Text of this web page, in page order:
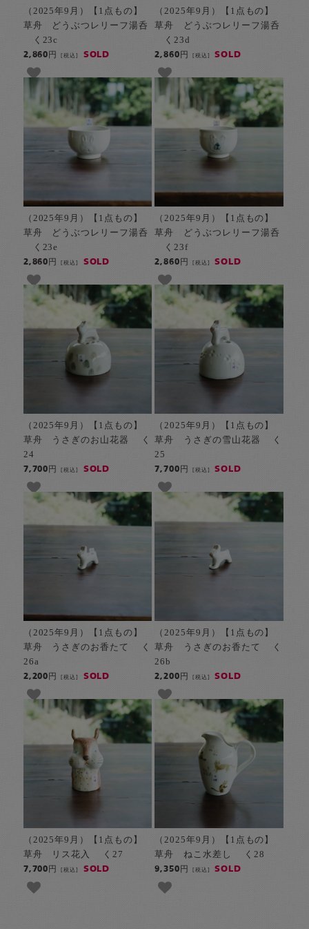
（2025年9月）【1点もの】
草舟 どうぶつレリーフ湯呑
く23c
2,860円[税込] SOLD
（2025年9月）【1点もの】
草舟 どうぶつレリーフ湯呑
く23d
2,860円 [税込] SOLD
（2025年9月）【1点もの】
草舟 どうぶつレリーフ湯呑
く23e
2,860円[税込] SOLD
（2025年9月）【1点もの】
草舟 どうぶつレリーフ湯呑
く23f
2,860円 [税込] SOLD
（2025年9月）【1点もの】
草舟 うさぎのお山花器 く
24
7,700円[税込] SOLD
（2025年9月）【1点もの】
草舟 うさぎの雪山花器 く
25
7,700円 [税込] SOLD
（2025年9月）【1点もの】
草舟 うさぎのお香たて く
26a
2,200円[税込] SOLD
（2025年9月）【1点もの】
草舟 うさぎのお香たて く
26b
2,200円 [税込] SOLD
（2025年9月）【1点もの】
草舟 リス花入 く27
7,700円[税込] SOLD
（2025年9月）【1点もの】
草舟 ねこ水差し く28
9,350円 [税込] SOLD